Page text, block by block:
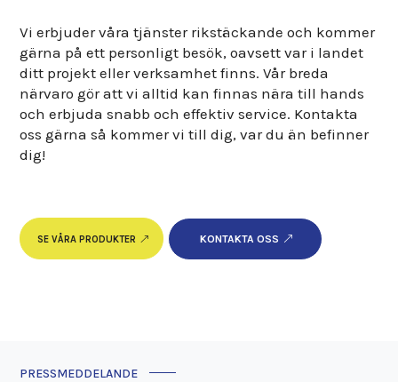
Vi erbjuder våra tjänster rikstäckande och kommer
gärna på ett personligt besök, oavsett var i landet
ditt projekt eller verksamhet finns. Vår breda
närvaro gör att vi alltid kan finnas nära till hands
och erbjuda snabb och effektiv service. Kontakta
oss gärna så kommer vi till dig, var du än befinner
dig!
SE VÅRA PRODUKTER KONTAKTA OSS
PRESSMEDDELANDE